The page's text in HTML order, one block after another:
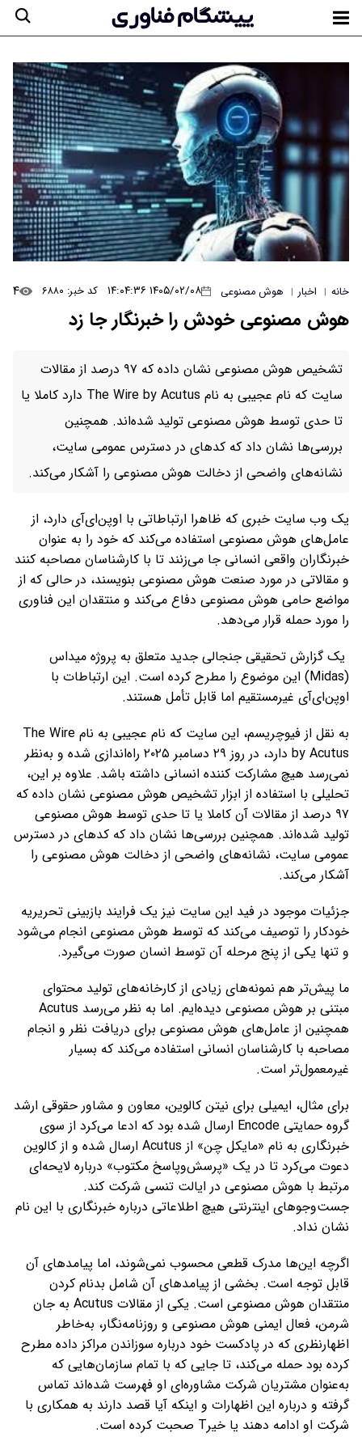
خانه | اخبار | هوش مصنوعی ۱۴۰۵/۰۲/۰۸ ۱۴:۰۴:۳۶ کد خبر: ۶۸۸۰ ۴
هوش مصنوعی خودش را خبرنگار جا زد
تشخیص هوش مصنوعی نشان داده که ۹۷ درصد از مقالات
سایت که نام عجیبی به ‌نام The Wire by Acutus دارد کاملا یا
تا حدی توسط هوش مصنوعی تولید شده‌اند. همچنین
بررسی‌ها نشان داد که کدهای در دسترس عمومی سایت،
نشانه‌های واضحی از دخالت هوش مصنوعی را آشکار می‌کند.
یک وب ‌سایت خبری که ظاهرا ارتباطاتی با اوپن‌ای‌آی دارد، از
عامل‌های هوش مصنوعی استفاده می‌کند که خود را به ‌عنوان
خبرنگاران واقعی انسانی جا می‌زنند تا با کارشناسان مصاحبه کنند
و مقالاتی در مورد صنعت هوش مصنوعی بنویسند، در حالی که از
مواضع حامی هوش مصنوعی دفاع می‌کند و منتقدان این فناوری
را مورد حمله قرار می‌دهد.
یک گزارش تحقیقی جنجالی جدید متعلق به پروژه میداس
(Midas) این موضوع را مطرح کرده است. این ارتباطات با
اوپن‌ای‌آی غیرمستقیم اما قابل ‌تأمل هستند.
به نقل از فیوچریسم، این سایت که نام عجیبی به ‌نام The Wire
by Acutus دارد، در روز ۲۹ دسامبر ۲۰۲۵ راه‌اندازی شده و به‌نظر
نمی‌رسد هیچ مشارکت‌ کننده انسانی داشته باشد. علاوه بر این،
تحلیلی با استفاده از ابزار تشخیص هوش مصنوعی نشان داده که
۹۷ درصد از مقالات آن کاملا یا تا حدی توسط هوش مصنوعی
تولید شده‌اند. همچنین بررسی‌ها نشان داد که کدهای در دسترس
عمومی سایت، نشانه‌های واضحی از دخالت هوش مصنوعی را
آشکار می‌کند.
جزئیات موجود در فید این سایت نیز یک فرایند بازبینی تحریریه
خودکار را توصیف می‌کند که توسط هوش مصنوعی انجام می‌شود
و تنها یکی از پنج مرحله آن توسط انسان صورت می‌گیرد.
ما پیش‌تر هم نمونه‌های زیادی از کارخانه‌های تولید محتوای
مبتنی بر هوش مصنوعی دیده‌ایم. اما به ‌نظر می‌رسد Acutus
همچنین از عامل‌های هوش مصنوعی برای دریافت نظر و انجام
مصاحبه با کارشناسان انسانی استفاده می‌کند که بسیار
غیرمعمول‌تر است.
برای مثال، ایمیلی برای نیتن کالوین، معاون و مشاور حقوقی ارشد
گروه حمایتی Encode ارسال شده بود که ادعا می‌کرد از سوی
خبرنگاری به نام «مایکل چن» از Acutus ارسال شده و از کالوین
دعوت می‌کرد تا در یک «پرسش‌وپاسخ مکتوب» درباره لایحه‌ای
مرتبط با هوش مصنوعی در ایالت تنسی شرکت کند.
جست‌وجوهای اینترنتی هیچ اطلاعاتی درباره خبرنگاری با این نام
نشان نداد.
اگرچه این‌ها مدرک قطعی محسوب نمی‌شوند، اما پیامدهای آن
قابل‌ توجه است. بخشی از پیامدهای آن شامل بدنام کردن
منتقدان هوش مصنوعی است. یکی از مقالات Acutus به جان
شرمن، فعال ایمنی هوش مصنوعی و روزنامه‌نگار، به‌خاطر
اظهارنظری که در پادکست خود درباره سوزاندن مراکز داده مطرح
کرده بود حمله می‌کند، تا جایی که با تمام سازمان‌هایی که
به‌عنوان مشتریان شرکت مشاوره‌ای او فهرست شده‌اند تماس
گرفته و درباره این اظهارات و اینکه آیا قصد دارند به همکاری با
شرکت او ادامه دهند یا خیرT صحبت کرده است.